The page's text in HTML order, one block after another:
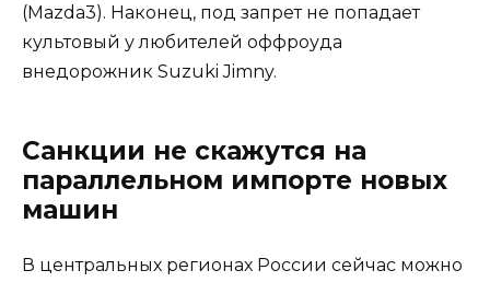
(Mazda3). Наконец, под запрет не попадает
культовый у любителей оффроуда
внедорожник Suzuki Jimny.
Санкции не скажутся на
параллельном импорте новых
машин
В центральных регионах России сейчас можно